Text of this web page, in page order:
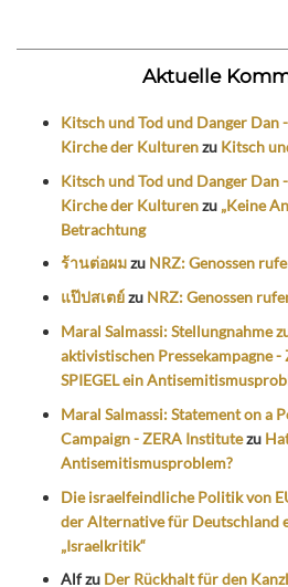
Aktuelle
Kitsch und Tod und Danger Dan
Kirche der Kulturenzu Kitsch
Kitsch und Tod und Danger Dan
Kirche der Kulturenzu „Keine
Betrachtung
ร้านต่อผมzu NRZ: Genossen
แป๊ปสเตย์zu NRZ: Genossen
Maral Salmassi: Stellungnahme
aktivistischen Pressekampagne
SPIEGEL ein
Maral Salmassi: Statement on a
Campaign - ZERA Institutezu
Antisemitismusproblem?
Die israelfeindliche Politik von
der Alternative für Deutschland
„Israelkritik“
Alfzu Der Rückhalt für den